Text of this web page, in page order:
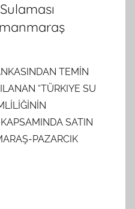
TEMİN
“TÜRKIYE SU
SATIN
PAZARCIK